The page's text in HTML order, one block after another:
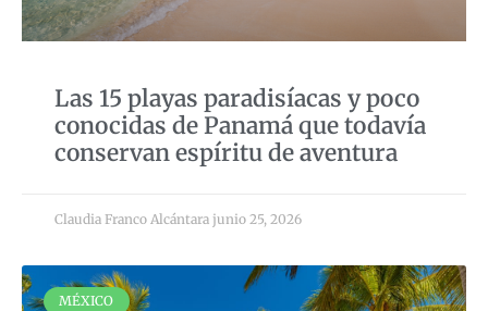
Las 15 playas paradisíacas y poco
conocidas de Panamá que todavía
conservan espíritu de aventura
Claudia Franco Alcántara junio 25, 2026
MÉXICO